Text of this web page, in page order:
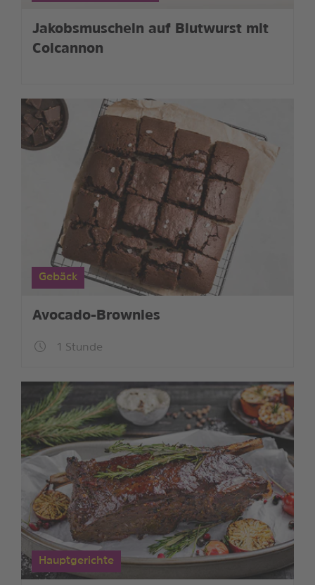
Jakobsmuscheln auf Blutwurst mit
Colcannon
Gebäck
Avocado-Brownies
1 Stunde
Hauptgerichte